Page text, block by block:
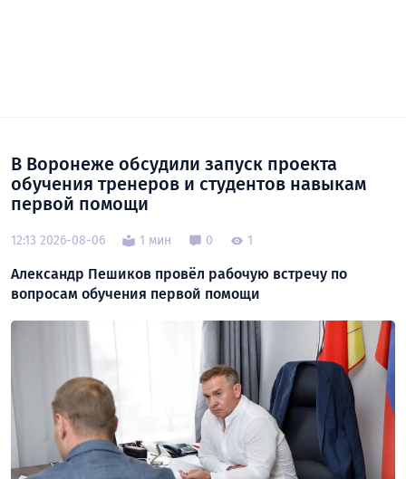
В Воронеже обсудили запуск проекта
обучения тренеров и студентов навыкам
первой помощи
12:13 2026-08-06 1 мин 0 1
Александр Пешиков провёл рабочую встречу по
вопросам обучения первой помощи